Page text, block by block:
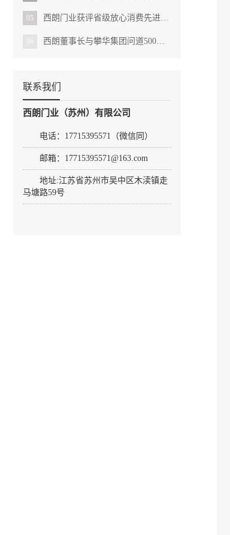
05 西朗门业获评省级放心消费先进示范单位
西朗董事长与攀华集团问道500强的发展之路
联系我们
西朗门业（苏州）有限公司
电话：17715395571（微信同）
邮箱：17715395571@163.com
地址:江苏省苏州市吴中区木渎镇走
马塘路59号